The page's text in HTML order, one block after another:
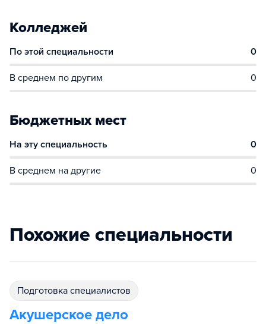
Колледжей
По этой специальности 0
В среднем по другим 0
Бюджетных мест
На эту специальность 0
В среднем на другие 0
Похожие специальности
подготовка специалистов
Акушерское дело